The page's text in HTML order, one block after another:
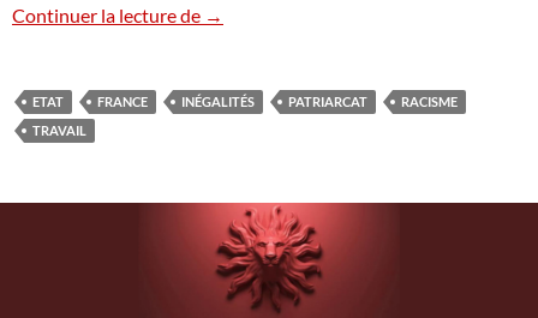
Continuer la lecture de Discriminations – Définition légale
→
ETAT FRANCE INÉGALITÉS PATRIARCAT
RACISME
TRAVAIL